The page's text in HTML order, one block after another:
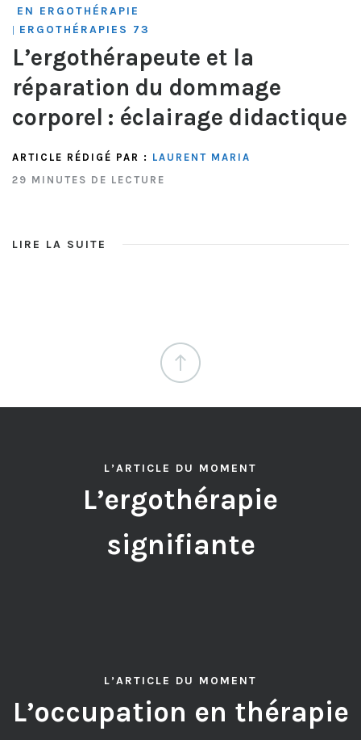
EN ERGOTHÉRAPIE
| ERGOTHÉRAPIES 73
L’ergothérapeute et la
réparation du dommage
corporel : éclairage didactique
ARTICLE RÉDIGÉ PAR : LAURENT MARIA
29 MINUTES DE LECTURE
LIRE LA SUITE
L’ARTICLE DU MOMENT
L’ergothérapie
signifiante
L’ARTICLE DU MOMENT
L’occupation en thérapie